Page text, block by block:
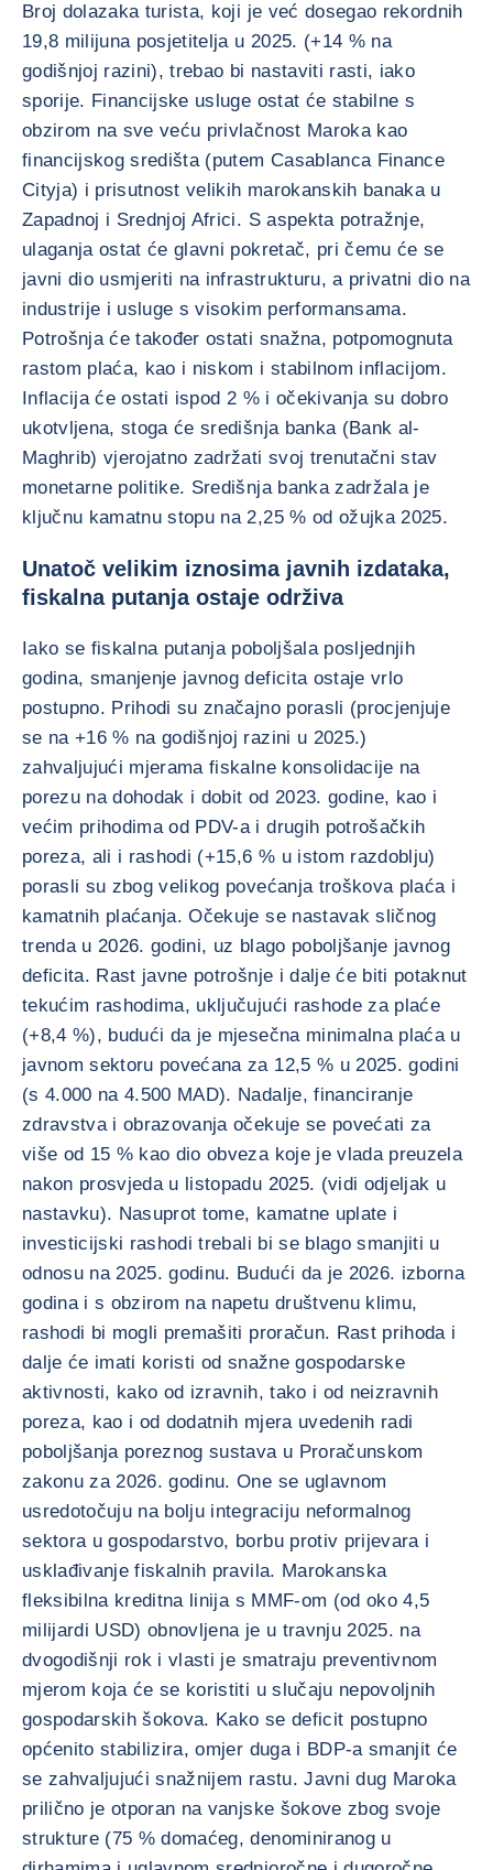
Broj dolazaka turista, koji je već dosegao rekordnih
19,8 milijuna posjetitelja u 2025. (+14 % na
godišnjoj razini), trebao bi nastaviti rasti, iako
sporije. Financijske usluge ostat će stabilne s
obzirom na sve veću privlačnost Maroka kao
financijskog središta (putem Casablanca Finance
Cityja) i prisutnost velikih marokanskih banaka u
Zapadnoj i Srednjoj Africi. S aspekta potražnje,
ulaganja ostat će glavni pokretač, pri čemu će se
javni dio usmjeriti na infrastrukturu, a privatni dio na
industrije i usluge s visokim performansama.
Potrošnja će također ostati snažna, potpomognuta
rastom plaća, kao i niskom i stabilnom inflacijom.
Inflacija će ostati ispod 2 % i očekivanja su dobro
ukotvljena, stoga će središnja banka (Bank al-
Maghrib) vjerojatno zadržati svoj trenutačni stav
monetarne politike. Središnja banka zadržala je
ključnu kamatnu stopu na 2,25 % od ožujka 2025.
Unatoč velikim iznosima javnih izdataka,
fiskalna putanja ostaje održiva
Iako se fiskalna putanja poboljšala posljednjih
godina, smanjenje javnog deficita ostaje vrlo
postupno. Prihodi su značajno porasli (procjenjuje
se na +16 % na godišnjoj razini u 2025.)
zahvaljujući mjerama fiskalne konsolidacije na
porezu na dohodak i dobit od 2023. godine, kao i
većim prihodima od PDV-a i drugih potrošačkih
poreza, ali i rashodi (+15,6 % u istom razdoblju)
porasli su zbog velikog povećanja troškova plaća i
kamatnih plaćanja. Očekuje se nastavak sličnog
trenda u 2026. godini, uz blago poboljšanje javnog
deficita. Rast javne potrošnje i dalje će biti potaknut
tekućim rashodima, uključujući rashode za plaće
(+8,4 %), budući da je mjesečna minimalna plaća u
javnom sektoru povećana za 12,5 % u 2025. godini
(s 4.000 na 4.500 MAD). Nadalje, financiranje
zdravstva i obrazovanja očekuje se povećati za
više od 15 % kao dio obveza koje je vlada preuzela
nakon prosvjeda u listopadu 2025. (vidi odjeljak u
nastavku). Nasuprot tome, kamatne uplate i
investicijski rashodi trebali bi se blago smanjiti u
odnosu na 2025. godinu. Budući da je 2026. izborna
godina i s obzirom na napetu društvenu klimu,
rashodi bi mogli premašiti proračun. Rast prihoda i
dalje će imati koristi od snažne gospodarske
aktivnosti, kako od izravnih, tako i od neizravnih
poreza, kao i od dodatnih mjera uvedenih radi
poboljšanja poreznog sustava u Proračunskom
zakonu za 2026. godinu. One se uglavnom
usredotočuju na bolju integraciju neformalnog
sektora u gospodarstvo, borbu protiv prijevara i
usklađivanje fiskalnih pravila. Marokanska
fleksibilna kreditna linija s MMF-om (od oko 4,5
milijardi USD) obnovljena je u travnju 2025. na
dvogodišnji rok i vlasti je smatraju preventivnom
mjerom koja će se koristiti u slučaju nepovoljnih
gospodarskih šokova. Kako se deficit postupno
općenito stabilizira, omjer duga i BDP-a smanjit će
se zahvaljujući snažnijem rastu. Javni dug Maroka
prilično je otporan na vanjske šokove zbog svoje
strukture (75 % domaćeg, denominiranog u